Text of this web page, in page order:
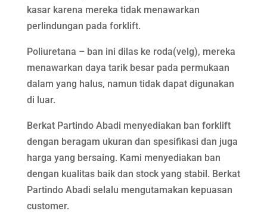
kasar karena mereka tidak menawarkan
perlindungan pada forklift.
Poliuretana – ban ini dilas ke roda(velg), mereka
menawarkan daya tarik besar pada permukaan
dalam yang halus, namun tidak dapat digunakan
di luar.
Berkat Partindo Abadi menyediakan ban forklift
dengan beragam ukuran dan spesifikasi dan juga
harga yang bersaing. Kami menyediakan ban
dengan kualitas baik dan stock yang stabil. Berkat
Partindo Abadi selalu mengutamakan kepuasan
customer.